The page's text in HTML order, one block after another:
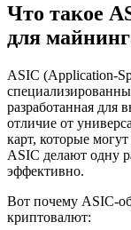
Что такое
для
ASIC (Application-
разработанная для
отличие от
карт, которые
ASIC делают одну
эффективно.
Вот почему ASIC-
криптовалют: